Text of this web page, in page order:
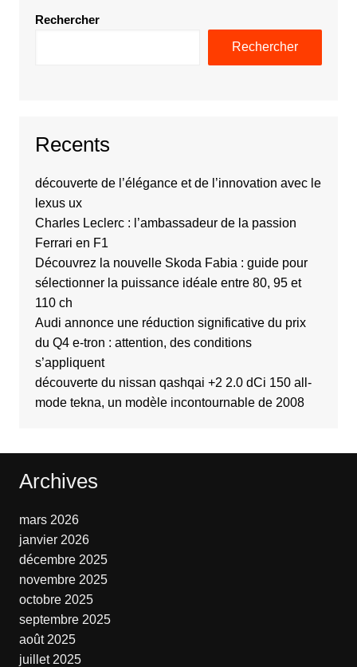
Rechercher
Rechercher
Recents
découverte de l’élégance et de l’innovation avec le
lexus ux
Charles Leclerc : l’ambassadeur de la passion
Ferrari en F1
Découvrez la nouvelle Skoda Fabia : guide pour
sélectionner la puissance idéale entre 80, 95 et
110 ch
Audi annonce une réduction significative du prix
du Q4 e-tron : attention, des conditions
s’appliquent
découverte du nissan qashqai +2 2.0 dCi 150 all-
mode tekna, un modèle incontournable de 2008
Archives
mars 2026
janvier 2026
décembre 2025
novembre 2025
octobre 2025
septembre 2025
août 2025
juillet 2025